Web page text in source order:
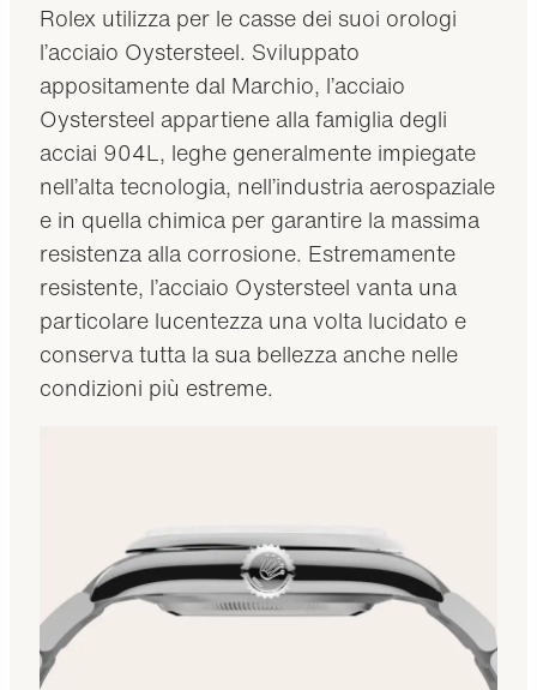
Rolex utilizza per le casse dei suoi orologi
l’acciaio Oystersteel. Sviluppato
appositamente dal Marchio, l’acciaio
Oystersteel appartiene alla famiglia degli
acciai 904L, leghe generalmente impiegate
nell’alta tecnologia, nell’industria aerospaziale
e in quella chimica per garantire la massima
resistenza alla corrosione. Estremamente
resistente, l’acciaio Oystersteel vanta una
particolare lucentezza una volta lucidato e
conserva tutta la sua bellezza anche nelle
condizioni più estreme.